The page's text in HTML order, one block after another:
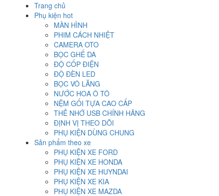
Trang chủ
Phụ kiện hot
MÀN HÌNH
PHIM CÁCH NHIỆT
CAMERA OTO
BỌC GHẾ DA
ĐỘ CỐP ĐIỆN
ĐỘ ĐÈN LED
BỌC VÔ LĂNG
NƯỚC HOA Ô TÔ
NỆM GỐI TỰA CAO CẤP
THẺ NHỚ USB CHÍNH HÃNG
ĐỊNH VỊ THEO DÕI
PHỤ KIỆN DÙNG CHUNG
Sản phẩm theo xe
PHỤ KIỆN XE FORD
PHỤ KIỆN XE HONDA
PHỤ KIỆN XE HUYNDAI
PHỤ KIỆN XE KIA
PHỤ KIỆN XE MAZDA